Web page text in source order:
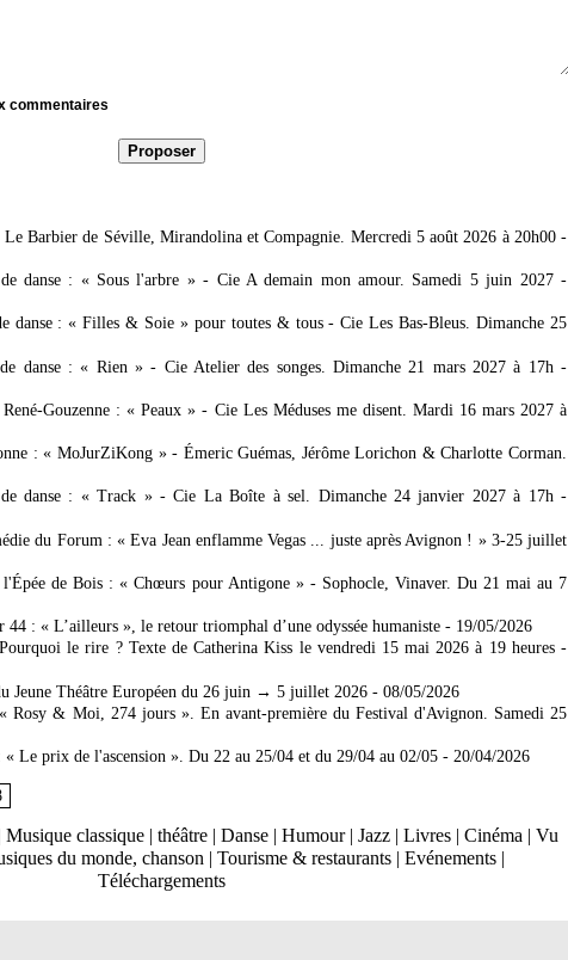
commentaires
Barbier de Séville, Mirandolina et Compagnie. Mercredi 5 août 2026 à 20h00 -
danse : « Sous l'arbre » - Cie A demain mon amour. Samedi 5 juin 2027 -
danse : « Filles & Soie » pour toutes & tous - Cie Les Bas-Bleus. Dimanche 25
danse : « Rien » - Cie Atelier des songes. Dimanche 21 mars 2027 à 17h -
Gouzenne : « Peaux » - Cie Les Méduses me disent. Mardi 16 mars 2027 à
: « MoJurZiKong » - Émeric Guémas, Jérôme Lorichon & Charlotte Corman.
danse : « Track » - Cie La Boîte à sel. Dimanche 24 janvier 2027 à 17h -
du Forum : « Eva Jean enflamme Vegas ... juste après Avignon ! » 3-25 juillet
l'Épée de Bois : « Chœurs pour Antigone » - Sophocle, Vinaver. Du 21 mai au 7
: « L’ailleurs », le retour triomphal d’une odyssée humaniste - 19/05/2026
le rire ? Texte de Catherina Kiss le vendredi 15 mai 2026 à 19 heures -
Jeune Théâtre Européen du 26 juin → 5 juillet 2026 - 08/05/2026
Rosy & Moi, 274 jours ». En avant-première du Festival d'Avignon. Samedi 25
Le prix de l'ascension ». Du 22 au 25/04 et du 29/04 au 02/05 - 20/04/2026
Musique classique | théâtre | Danse | Humour | Jazz | Livres | Cinéma | Vu
du monde, chanson | Tourisme & restaurants | Evénements |
Téléchargements